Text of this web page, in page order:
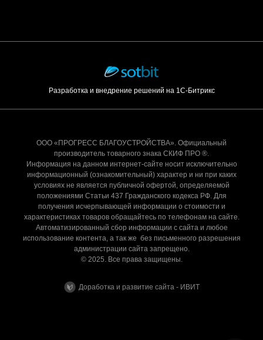
Разработка и внедрение решений на 1С-Битрикс
ООО «ПРОГРЕСС БЛАГОУСТРОЙСТВА». Официальный
производитель товарного знака СКИФ ПРО ®.
Информация на данном интернет-сайте носит исключительно
информационный (ознакомительный) характер и ни при каких
условиях не является публичной офертой, определяемой
положениями Статьи 437 Гражданского кодекса РФ. Для
получения исчерпывающей информации о стоимости и
характеристиках товаров обращайтесь по телефонам на сайте.
Автоматизированный сбор информации с сайта и любое
использование контента, а так же без письменного разрешения
администрации сайта запрещено.
© 2025. Все права защищены.
Доработка и развитие сайта - ИВИТ